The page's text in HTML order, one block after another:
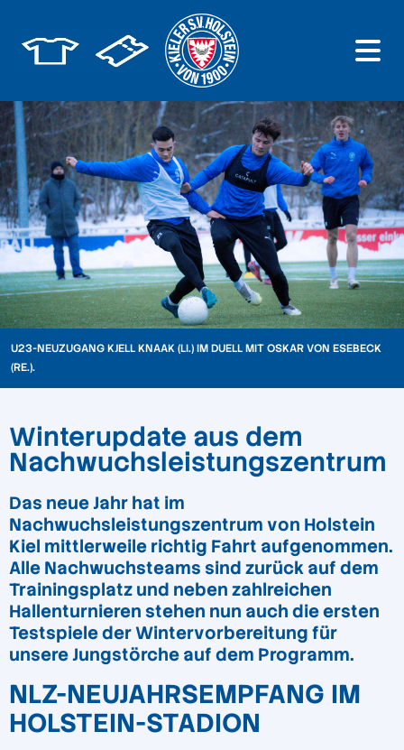
U23-NEUZUGANG KJELL KNAAK (LI.) IM DUELL MIT OSKAR VON ESEBECK
(RE.).
Winterupdate aus dem
Nachwuchsleistungszentrum
Das neue Jahr hat im
Nachwuchsleistungszentrum von Holstein
Kiel mittlerweile richtig Fahrt aufgenommen.
Alle Nachwuchsteams sind zurück auf dem
Trainingsplatz und neben zahlreichen
Hallenturnieren stehen nun auch die ersten
Testspiele der Wintervorbereitung für
unsere Jungstörche auf dem Programm.
NLZ-NEUJAHRSEMPFANG IM
HOLSTEIN-STADION